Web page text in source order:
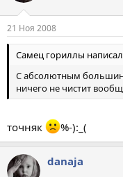
21 Ноя 2008
Самец гориллы
С абсолютным
ничего не чистит
точняк %-):_(
danaja